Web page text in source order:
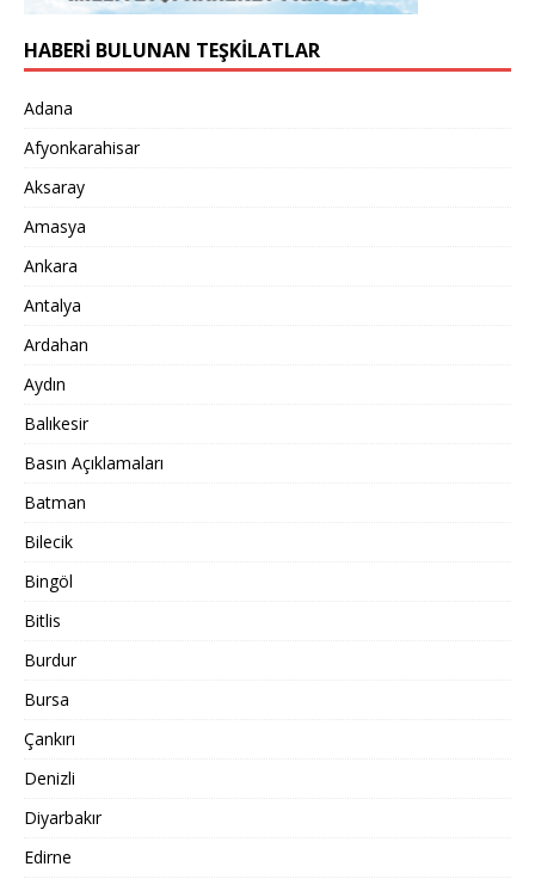
HABERİ BULUNAN TEŞKİLATLAR
Adana
Afyonkarahisar
Aksaray
Amasya
Ankara
Antalya
Ardahan
Aydın
Balıkesir
Basın Açıklamaları
Batman
Bilecik
Bingöl
Bitlis
Burdur
Bursa
Çankırı
Denizli
Diyarbakır
Edirne